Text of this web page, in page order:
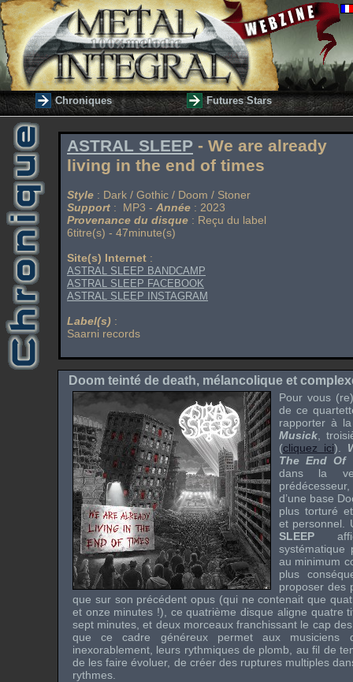
Chroniques Futures Stars
ASTRAL SLEEP - We are already
living in the end of times
Style : Dark / Gothic / Doom / Stoner
Support : MP3 - Année : 2023
Provenance du disque : Reçu du label
6titre(s) - 47minute(s)
Site(s) Internet :
ASTRAL SLEEP BANDCAMP
ASTRAL SLEEP FACEBOOK
ASTRAL SLEEP INSTAGRAM
Label(s) :
Saarni records
Doom teinté de death, mélancolique et
Pour vous
de ce
rapporter à
Musick ,
(cliquez ici).
The End Of
dans la
d’une base
plus torturé
et personnel.
SLEEP
systématique
au minimum
plus
proposer des
que sur son précédent opus (qui ne contenait que
et onze minutes !), ce quatrième disque aligne quatre
sept minutes, et deux morceaux franchissant le cap
que ce cadre généreux permet aux musiciens
inexorablement, leurs rythmiques de plomb, au fil de
de les faire évoluer, de créer des ruptures multiples
rythmes.